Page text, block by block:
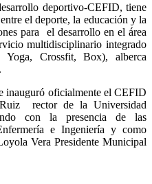
deportivo-CEFID, tiene
el deporte, la educación y la
para el desarrollo en el área
multidisciplinario integrado
Crossfit, Box), alberca
inauguró oficialmente el CEFID
rector de la Universidad
con la presencia de las
e Ingeniería y como
Vera Presidente Municipal